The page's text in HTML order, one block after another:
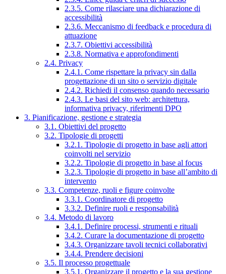
2.3.5. Come rilasciare una dichiarazione di
accessibilità
2.3.6. Meccanismo di feedback e procedura di
attuazione
2.3.7. Obiettivi accessibilità
2.3.8. Normativa e approfondimenti
2.4. Privacy
2.4.1. Come rispettare la privacy sin dalla
progettazione di un sito o servizio digitale
2.4.2. Richiedi il consenso quando necessario
2.4.3. Le basi del sito web: architettura,
informativa privacy, riferimenti DPO
3. Pianificazione, gestione e strategia
3.1. Obiettivi del progetto
3.2. Tipologie di progetti
3.2.1. Tipologie di progetto in base agli attori
coinvolti nel servizio
3.2.2. Tipologie di progetto in base al focus
3.2.3. Tipologie di progetto in base all’ambito di
intervento
3.3. Competenze, ruoli e figure coinvolte
3.3.1. Coordinatore di progetto
3.3.2. Definire ruoli e responsabilità
3.4. Metodo di lavoro
3.4.1. Definire processi, strumenti e rituali
3.4.2. Curare la documentazione di progetto
3.4.3. Organizzare tavoli tecnici collaborativi
3.4.4. Prendere decisioni
3.5. Il processo progettuale
3.5.1. Organizzare il progetto e la sua gestione